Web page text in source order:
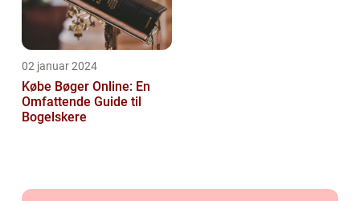
02 januar 2024
Købe Bøger Online: En
Omfattende Guide til
Bogelskere